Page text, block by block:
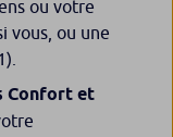
ou votre
vous, ou une
Confort et